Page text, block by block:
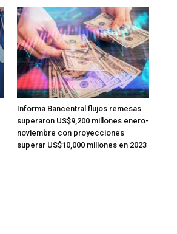
Informa Bancentral flujos remesas
superaron US$9,200 millones enero-
noviembre con proyecciones
superar US$10,000 millones en 2023